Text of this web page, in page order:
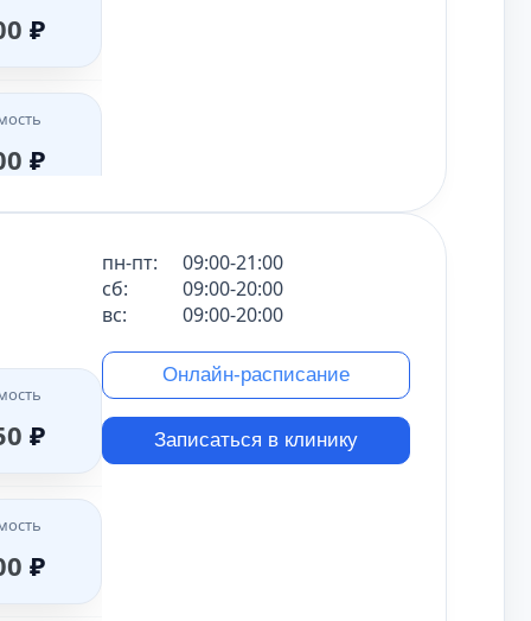
₽
₽
₽
₽
₽
₽
пн-пт:
09:00-21:00
сб:
09:00-20:00
вс:
09:00-20:00
Онлайн-расписание
Записаться в клинику